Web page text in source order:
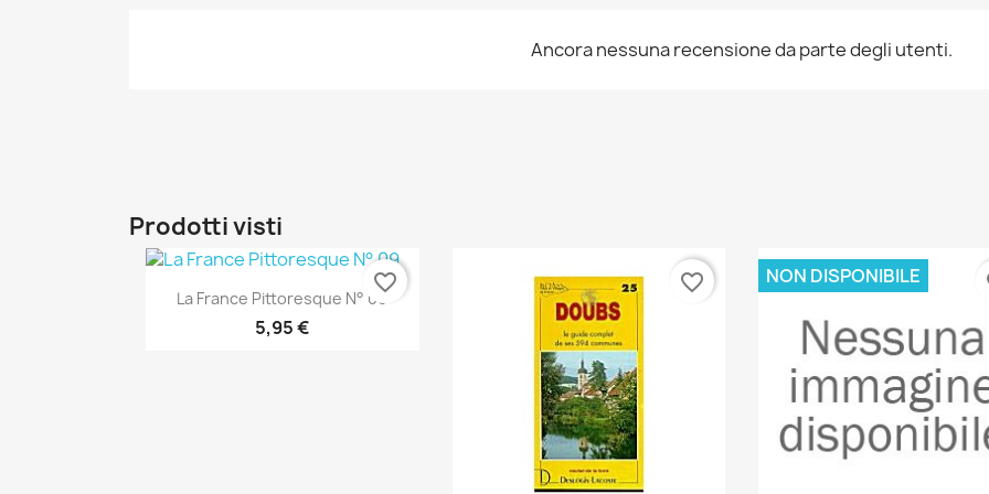
Ancora nessuna recensione da parte degli utenti.
Prodotti visti
 Anteprima
La France Pittoresque N° 09
5,95 €
favorite_border favorite_border NON DISPONIBILE